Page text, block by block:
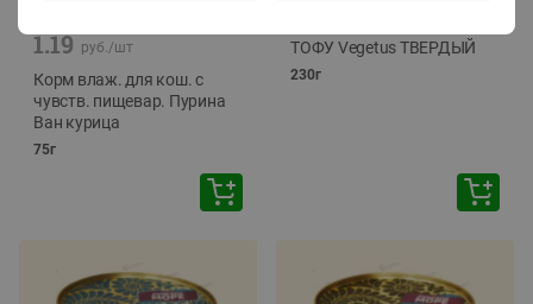
1.19 руб./шт
Корм влаж. для кош. с
чувств. пищевар. Пурина
Ван курица
75г
ТОФУ Vegetus ТВЕРДЫЙ
230г